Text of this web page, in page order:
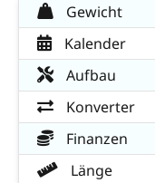
Gewicht
Kalender
Aufbau
Konverter
Finanzen
Länge